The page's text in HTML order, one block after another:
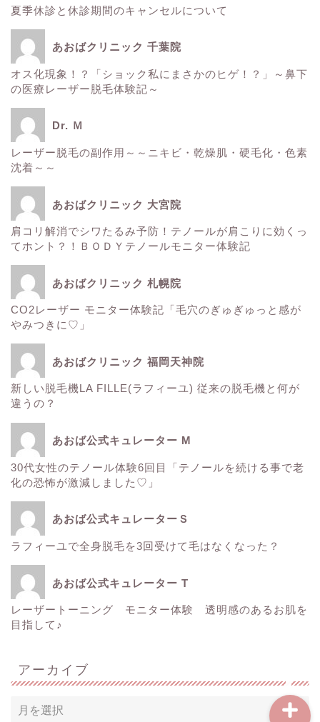
夏季休診と休診期間のキャンセルについて
あおばクリニック 千葉院
オス化現象！？「ショック私にまさかのヒゲ！？」～鼻下
の医療レーザー脱毛体験記～
Dr. Ｍ
レーザー脱毛の副作用～～ニキビ・乾燥肌・硬毛化・色素
沈着～～
あおばクリニック 大宮院
肩コリ解消でシワたるみ予防！テノールが肩こりに効くっ
てホント？！ＢＯＤＹテノールモニター体験記
あおばクリニック 札幌院
CO2レーザー モニター体験記「毛穴のぎゅぎゅっと感が
やみつきに♡」
あおばクリニック 福岡天神院
新しい脱毛機LA FILLE(ラフィーユ) 従来の脱毛機と何が
違うの？
あおば公式キュレーター M
30代女性のテノール体験6回目「テノールを続ける事で老
化の恐怖が激減しました♡」
あおば公式キュレーターＳ
ラフィーユで全身脱毛を3回受けて毛はなくなった？
あおば公式キュレーター T
レーザートーニング モニター体験 透明感のあるお肌を
目指して♪
アーカイブ
■美容情報■
健康
肌
ウルトラアクセント
サーマクール
レーザートーニング
ＳＲＳマスク